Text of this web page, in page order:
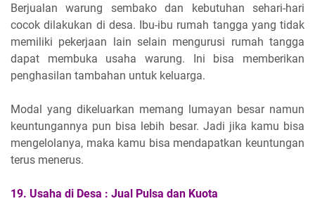
Berjualan warung sembako dan kebutuhan sehari-hari
cocok dilakukan di desa. Ibu-ibu rumah tangga yang tidak
memiliki pekerjaan lain selain mengurusi rumah tangga
dapat membuka usaha warung. Ini bisa memberikan
penghasilan tambahan untuk keluarga.
Modal yang dikeluarkan memang lumayan besar namun
keuntungannya pun bisa lebih besar. Jadi jika kamu bisa
mengelolanya, maka kamu bisa mendapatkan keuntungan
terus menerus.
19. Usaha di Desa : Jual Pulsa dan Kuota